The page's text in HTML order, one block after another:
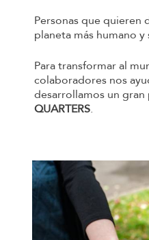
Personas que quieren
planeta más humano
Para transformar al
colaboradores nos
desarrollamos un
QUARTERS.